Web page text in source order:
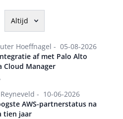
Altijd
Hoeffnagel - 05-08-2026
af met Palo Alto
Cloud Manager
- 10-06-2026
AWS-partnerstatus na
tien jaar